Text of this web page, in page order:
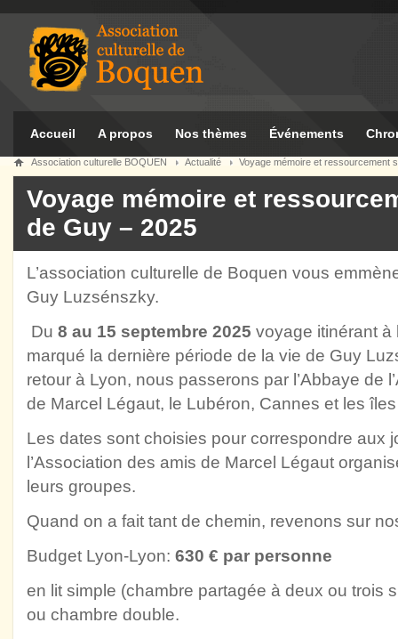
Accueil A propos Nos thèmes Événements
Association culturelle BOQUEN Actualité Voyage mémoire et ressourcement
Voyage mémoire et
de Guy – 2025
L’association culturelle de Boquen vous
Guy Luzsénszky.
Du 8 au 15 septembre 2025 voyage itinérant à
marqué la dernière période de la vie de Guy
retour à Lyon, nous passerons par l’Abbaye de
de Marcel Légaut, le Lubéron, Cannes et les
Les dates sont choisies pour correspondre aux
l’Association des amis de Marcel Légaut
leurs groupes.
Quand on a fait tant de chemin, revenons sur
Budget Lyon-Lyon: 630 € par personne
en lit simple (chambre partagée à deux ou trois
ou chambre double.